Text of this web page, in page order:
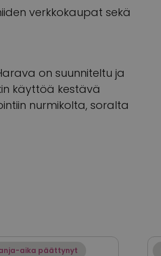
verkkokaupat sekä
on suunniteltu ja
käyttöä kestävä
nurmikolta, soralta
aika päättynyt